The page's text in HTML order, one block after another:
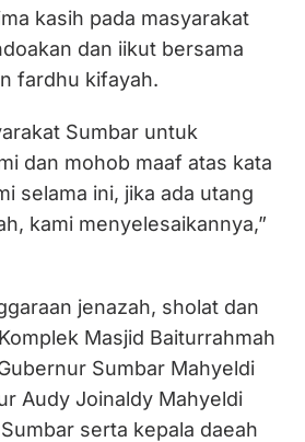
kasih pada masyarakat
dan iikut bersama
fardhu kifayah.
Sumbar untuk
dan mohob maaf atas kata
selama ini, jika ada utang
kami menyelesaikannya,”
jenazah, sholat dan
Masjid Baiturrahmah
Sumbar Mahyeldi
Audy Joinaldy Mahyeldi
serta kepala daeah